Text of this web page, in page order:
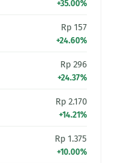
+35.00%
Rp 157
+24.60%
Rp 296
+24.37%
Rp 2.170
+14.21%
Rp 1.375
+10.00%